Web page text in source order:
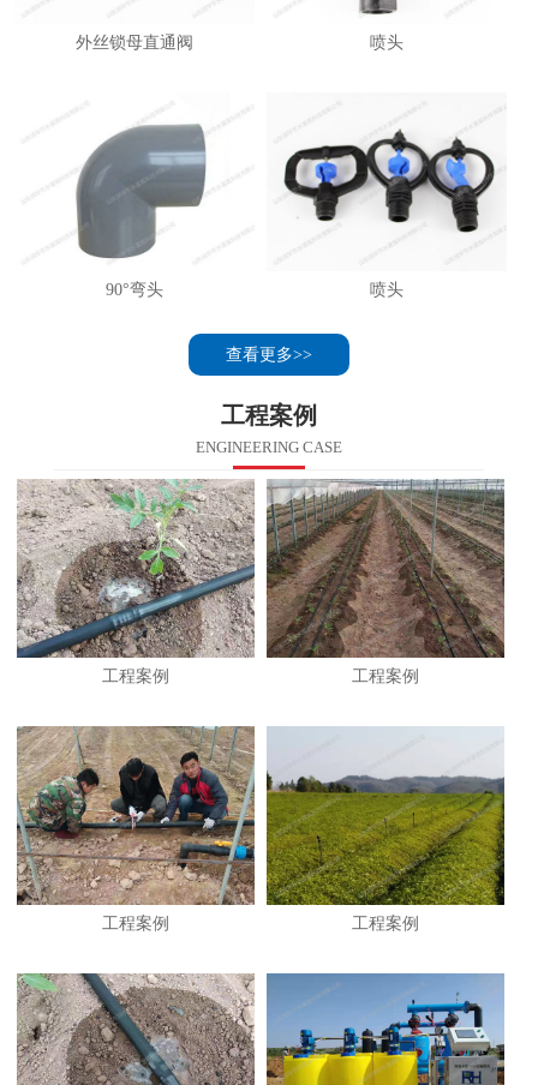
外丝锁母直通阀 喷头
90°弯头 喷头
查看更多>>
工程案例
ENGINEERING CASE
工程案例 工程案例
工程案例 工程案例